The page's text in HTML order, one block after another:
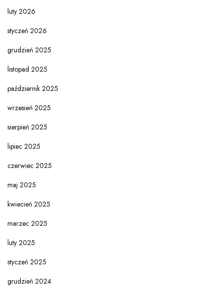
luty 2026
styczeń 2026
grudzień 2025
listopad 2025
październik 2025
wrzesień 2025
sierpień 2025
lipiec 2025
czerwiec 2025
maj 2025
kwiecień 2025
marzec 2025
luty 2025
styczeń 2025
grudzień 2024